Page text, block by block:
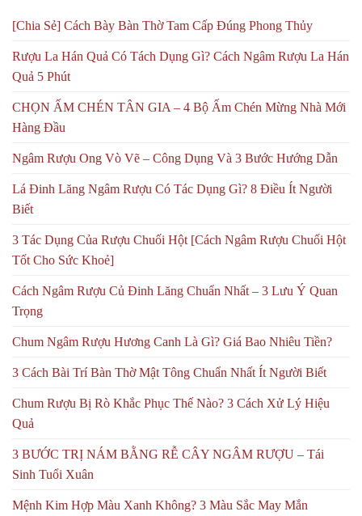
[Chia Sẻ] Cách Bày Bàn Thờ Tam Cấp Đúng Phong Thủy
Rượu La Hán Quả Có Tách Dụng Gì? Cách Ngâm Rượu La Hán
Quả 5 Phút
CHỌN ẤM CHÉN TÂN GIA – 4 Bộ Ấm Chén Mừng Nhà Mới
Hàng Đầu
Ngâm Rượu Ong Vò Vẽ – Công Dụng Và 3 Bước Hướng Dẫn
Lá Đinh Lăng Ngâm Rượu Có Tác Dụng Gì? 8 Điều Ít Người
Biết
3 Tác Dụng Của Rượu Chuối Hột [Cách Ngâm Rượu Chuối Hột
Tốt Cho Sức Khoẻ]
Cách Ngâm Rượu Củ Đinh Lăng Chuẩn Nhất – 3 Lưu Ý Quan
Trọng
Chum Ngâm Rượu Hương Canh Là Gì? Giá Bao Nhiêu Tiền?
3 Cách Bài Trí Bàn Thờ Mật Tông Chuẩn Nhất Ít Người Biết
Chum Rượu Bị Rò Khắc Phục Thế Nào? 3 Cách Xử Lý Hiệu
Quả
3 BƯỚC TRỊ NÁM BẰNG RỄ CÂY NGÂM RƯỢU – Tái
Sinh Tuổi Xuân
Mệnh Kim Hợp Màu Xanh Không? 3 Màu Sắc May Mắn